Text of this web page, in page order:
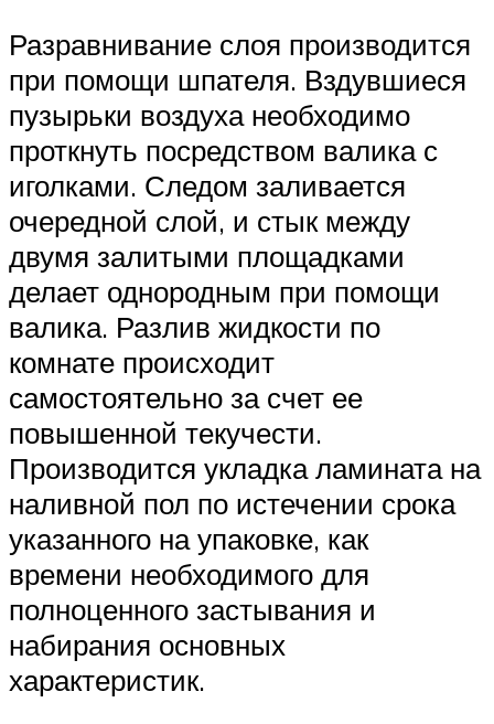
Разравнивание слоя производится
при помощи шпателя. Вздувшиеся
пузырьки воздуха необходимо
проткнуть посредством валика с
иголками. Следом заливается
очередной слой, и стык между
двумя залитыми площадками
делает однородным при помощи
валика. Разлив жидкости по
комнате происходит
самостоятельно за счет ее
повышенной текучести.
Производится укладка ламината на
наливной пол по истечении срока
указанного на упаковке, как
времени необходимого для
полноценного застывания и
набирания основных
характеристик.